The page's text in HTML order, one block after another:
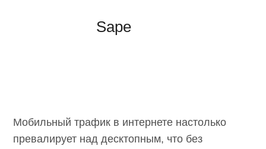
Sape
Мобильный трафик в интернете настолько
превалирует над десктопным, что без